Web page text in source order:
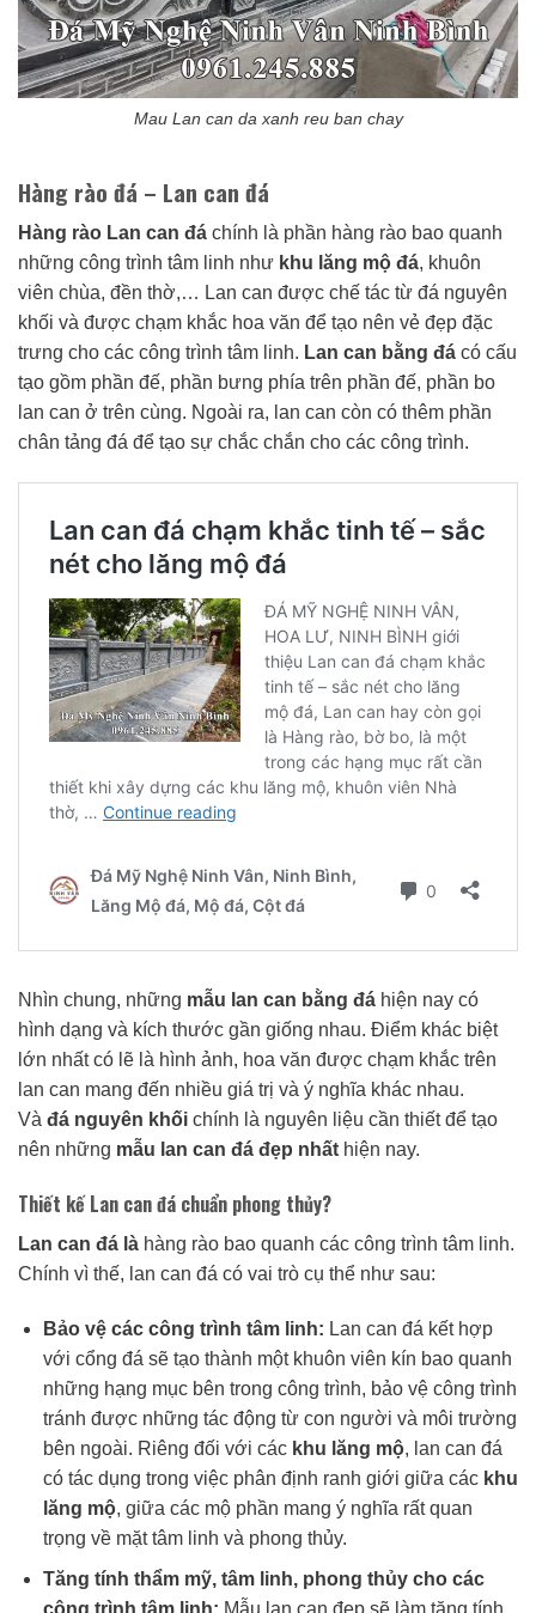
Mau Lan can da xanh reu ban chay
Hàng rào đá – Lan can đá
Hàng rào Lan can đá chính là phần hàng rào bao quanh
những công trình tâm linh như khu lăng mộ đá, khuôn
viên chùa, đền thờ,… Lan can được chế tác từ đá nguyên
khối và được chạm khắc hoa văn để tạo nên vẻ đẹp đặc
trưng cho các công trình tâm linh. Lan can bằng đá có cấu
tạo gồm phần đế, phần bưng phía trên phần đế, phần bo
lan can ở trên cùng. Ngoài ra, lan can còn có thêm phần
chân tảng đá để tạo sự chắc chắn cho các công trình.
Nhìn chung, những mẫu lan can bằng đá hiện nay có
hình dạng và kích thước gần giống nhau. Điểm khác biệt
lớn nhất có lẽ là hình ảnh, hoa văn được chạm khắc trên
lan can mang đến nhiều giá trị và ý nghĩa khác nhau.
Và đá nguyên khối chính là nguyên liệu cần thiết để tạo
nên những mẫu lan can đá đẹp nhất hiện nay.
Thiết kế Lan can đá chuẩn phong thủy?
Lan can đá là hàng rào bao quanh các công trình tâm linh.
Chính vì thế, lan can đá có vai trò cụ thể như sau:
Bảo vệ các công trình tâm linh: Lan can đá kết hợp
với cổng đá sẽ tạo thành một khuôn viên kín bao quanh
những hạng mục bên trong công trình, bảo vệ công trình
tránh được những tác động từ con người và môi trường
bên ngoài. Riêng đối với các khu lăng mộ, lan can đá
có tác dụng trong việc phân định ranh giới giữa các khu
lăng mộ, giữa các mộ phần mang ý nghĩa rất quan
trọng về mặt tâm linh và phong thủy.
Tăng tính thẩm mỹ, tâm linh, phong thủy cho các